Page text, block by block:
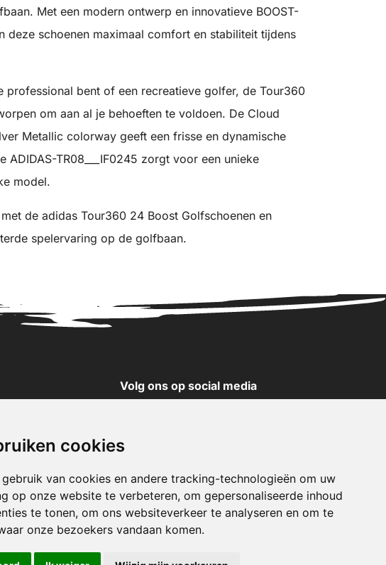
cookies
van cookies en andere tracking-technologieën om uw
op onze website te verbeteren, om gepersonaliseerde inhoud
te tonen, om ons websiteverkeer te analyseren en om te
onze bezoekers vandaan komen.
Met een modern ontwerp en innovatieve BOOST-
deze schoenen maximaal comfort en stabiliteit tijdens
professional bent of een recreatieve golfer, de Tour360
om aan al je behoeften te voldoen. De Cloud
Metallic colorway geeft een frisse en dynamische
TR08___IF0245 zorgt voor een unieke
model.
de adidas Tour360 24 Boost Golfschoenen en
spelervaring op de golfbaan.
Volg ons op social media
X
Pinterest